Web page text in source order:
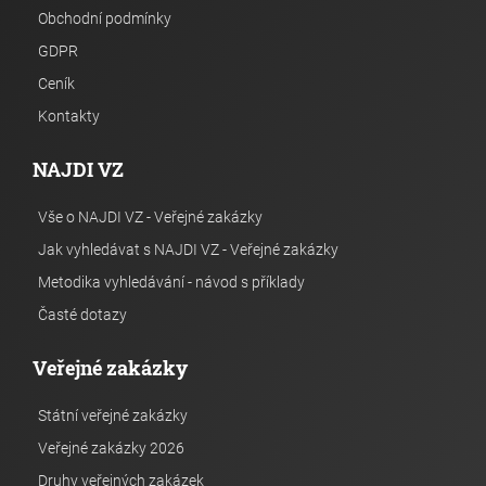
Obchodní podmínky
GDPR
Ceník
Kontakty
NAJDI VZ
Vše o NAJDI VZ - Veřejné zakázky
Jak vyhledávat s NAJDI VZ - Veřejné zakázky
Metodika vyhledávání - návod s příklady
Časté dotazy
Veřejné zakázky
Státní veřejné zakázky
Veřejné zakázky 2026
Druhy veřejných zakázek